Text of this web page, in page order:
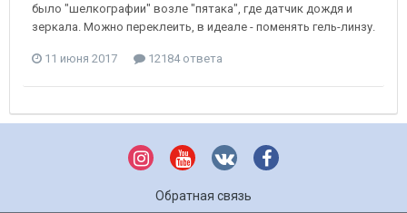
было "шелкографии" возле "пятака", где датчик дождя и
зеркала. Можно переклеить, в идеале - поменять гель-линзу.
11 июня 2017 12184 ответа
Обратная связь